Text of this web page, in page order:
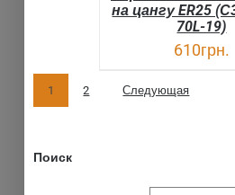
на цангу ER25
70L-19)
610грн.
1 2 Следующая
Поиск